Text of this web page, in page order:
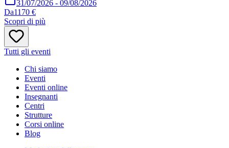
31/07/2026 - 09/08/2026
Da1170 €
Scopri di più
Tutti gli eventi
Chi siamo
Eventi
Eventi online
Insegnanti
Centri
Strutture
Corsi online
Blog